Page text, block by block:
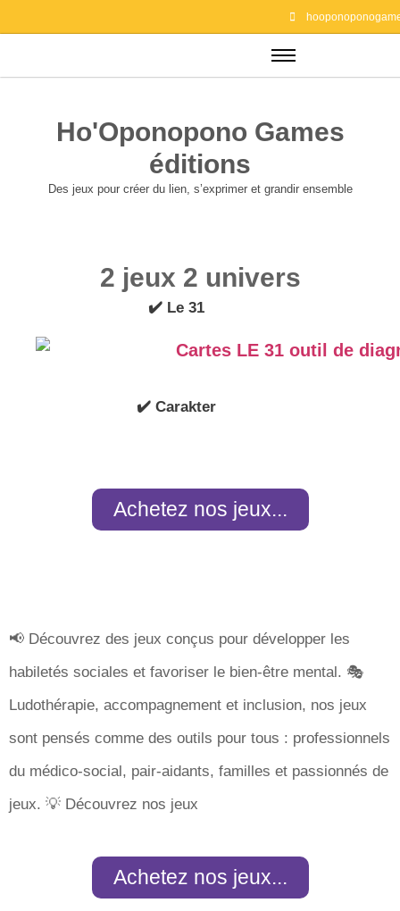
Ho'Oponopono Games
éditions
Des jeux pour créer du lien, s’exprimer et grandir ensemble
2 jeux 2 univers
✔️ Le 31
✔️ Carakter
Achetez nos jeux...
📢 Découvrez des jeux conçus pour développer les
habiletés sociales et favoriser le bien-être mental. 🎭
Ludothérapie, accompagnement et inclusion, nos jeux
sont pensés comme des outils pour tous : professionnels
du médico-social, pair-aidants, familles et passionnés de
jeux. 💡 Découvrez nos jeux
Achetez nos jeux...